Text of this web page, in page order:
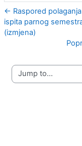
← Raspored
ispita parnog
(izmjena)
Jump to...